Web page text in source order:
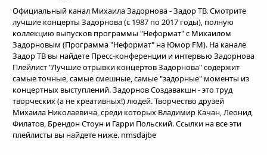
Официальный канал Михаила Задорнова - Задор ТВ. Смотрите
лучшие концерты Задорнова (с 1987 по 2017 годы), полную
коллекцию выпусков программы "Неформат" с Михаилом
Задорновым (Программа "Неформат" на Юмор FM). На канале
Задор ТВ вы найдете Пресс-конференции и интервью Задорнова.
Плейлист "Лучшие отрывки концертов Задорнова" содержит
самые точные, самые смешные, самые "задорные" моменты из
концертных выступлений. Задорнов Создавакшн - это труд
творческих (а не креативных!) людей. Творчество друзей
Михаила Николаевича, среди которых Владимир Качан, Леонид
Филатов, Брендон Стоун и Гарри Польский. Ссылки на все эти
плейлисты вы найдете ниже. nmsdajbe